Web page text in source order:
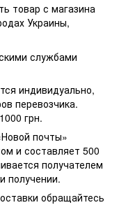
товар с магазина
Украины,
службами
индивидуально,
перевозчика.
грн.
почты»
и составляет 500
получателем
получении.
обращайтесь